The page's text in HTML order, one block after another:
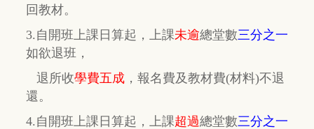
回教材。
3.自開班上課日算起，上課未逾總堂數三分之一
如欲退班，
退所收學費五成 ， 報名費及教材費(材料)不退
還。
4.自開班上課日算起，上課超過總堂數三分之一